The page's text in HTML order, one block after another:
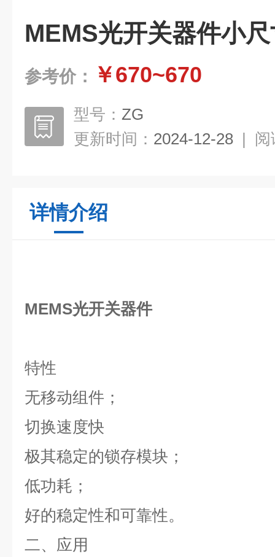
MEMS光开关器件小
参考价： ￥670~670
型号： ZG
更新时间： 2024-12-28 | 阅
详情介绍
MEMS光开关器件
特性
无移动组件；
切换速度快
极其稳定的锁存模块；
低功耗；
好的稳定性和可靠性。
二、应用